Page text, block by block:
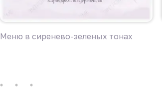
Меню в сиренево-зеленых тонах